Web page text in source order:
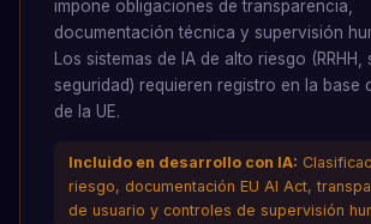
impone obligaciones de transparencia,
documentación técnica y supervisión
Los sistemas de IA de alto riesgo (RRHH,
seguridad) requieren registro en la base
de la UE.
Incluido en desarrollo con IA:
riesgo, documentación EU AI Act,
de usuario y controles de supervisión